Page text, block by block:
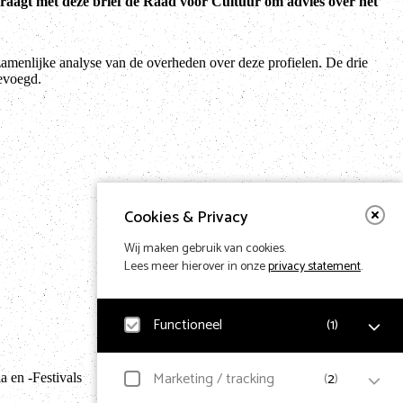
Cookies & Privacy
Wij maken gebruik van cookies.
Lees meer hierover in onzeprivacy statement.
Functioneel (1)
Noodzakelijk
Marketing / tracking (2)
analyse van de overheden over deze profielen. De drie
en -Festivals
Terug naar